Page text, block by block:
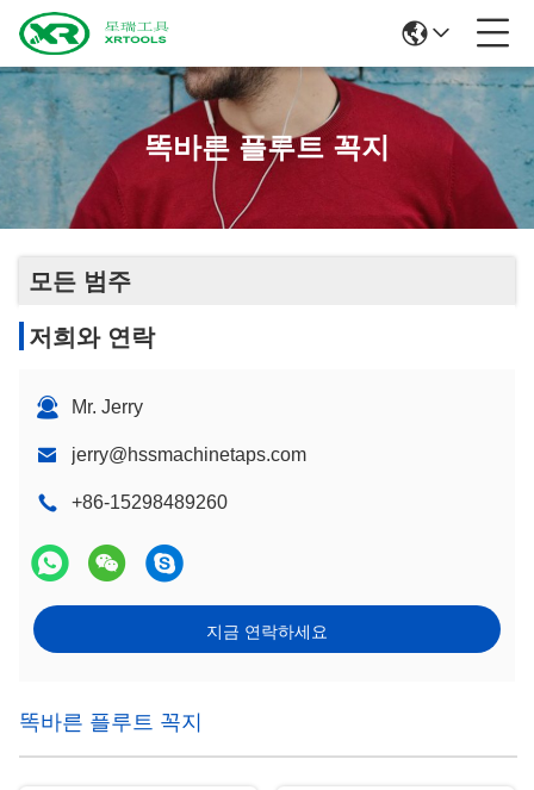
똑바른 플루트 꼭지
모든 범주
저희와 연락
Mr. Jerry
jerry@hssmachinetaps.com
+86-15298489260
지금 연락하세요
똑바른 플루트 꼭지